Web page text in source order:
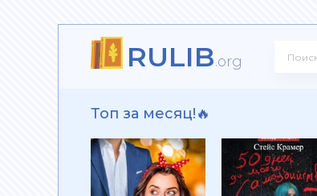
RULIB.org
Топ за месяц!🔥
- Ольга Громыко
Петерсен